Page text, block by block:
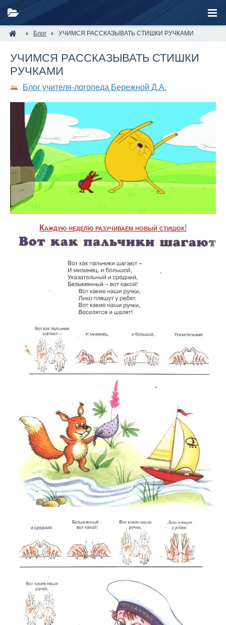
Блог УЧИМСЯ РАССКАЗЫВАТЬ СТИШКИ РУЧКАМИ
УЧИМСЯ РАССКАЗЫВАТЬ СТИШКИ
РУЧКАМИ
Блог учителя-логопеда Бережной Д.А.
Каждую неделю разучиваем новый стишок!